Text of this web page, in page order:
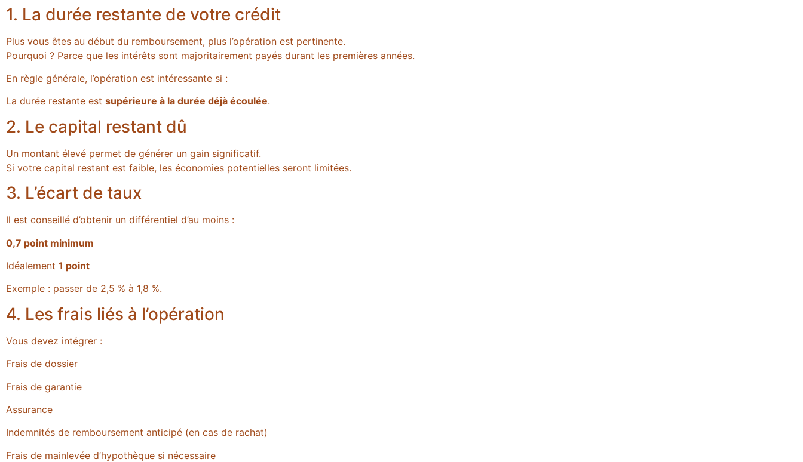
1. La durée restante de votre crédit
Plus vous êtes au début du remboursement, plus l’opération est pertinente.
Pourquoi ? Parce que les intérêts sont majoritairement payés durant les premières années.
En règle générale, l’opération est intéressante si :
La durée restante est supérieure à la durée déjà écoulée.
2. Le capital restant dû
Un montant élevé permet de générer un gain significatif.
Si votre capital restant est faible, les économies potentielles seront limitées.
3. L’écart de taux
Il est conseillé d’obtenir un différentiel d’au moins :
0,7 point minimum
Idéalement 1 point
Exemple : passer de 2,5 % à 1,8 %.
4. Les frais liés à l’opération
Vous devez intégrer :
Frais de dossier
Frais de garantie
Assurance
Indemnités de remboursement anticipé (en cas de rachat)
Frais de mainlevée d’hypothèque si nécessaire